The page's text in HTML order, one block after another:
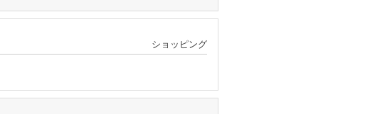
ショッピング